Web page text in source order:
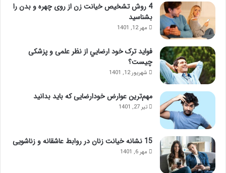
4 روش تشخیص خیانت زن از روی چهره و بدن را
بشناسید
مهر 12, 1401
فواید ترک خود ارضايي از نظر علمی و پزشکی
چیست؟
شهریور 12, 1401
مهم‌ترین عوارض خودارضایی که باید بدانید
تیر 27, 1401
15 نشانه خیانت زنان در روابط عاشقانه و زناشویی
مهر 6, 1401